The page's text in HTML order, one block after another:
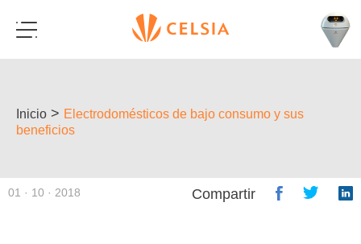
Inicio > Electrodomésticos de bajo consumo y sus
beneficios
01 · 10 · 2018 Compartir